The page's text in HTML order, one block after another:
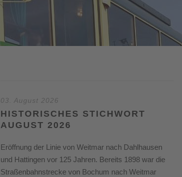
03. August 2026
HISTORISCHES STICHWORT
AUGUST 2026
Eröffnung der Linie von Weitmar nach Dahlhausen
und Hattingen vor 125 Jahren. Bereits 1898 war die
Straßenbahnstrecke von Bochum nach Weitmar